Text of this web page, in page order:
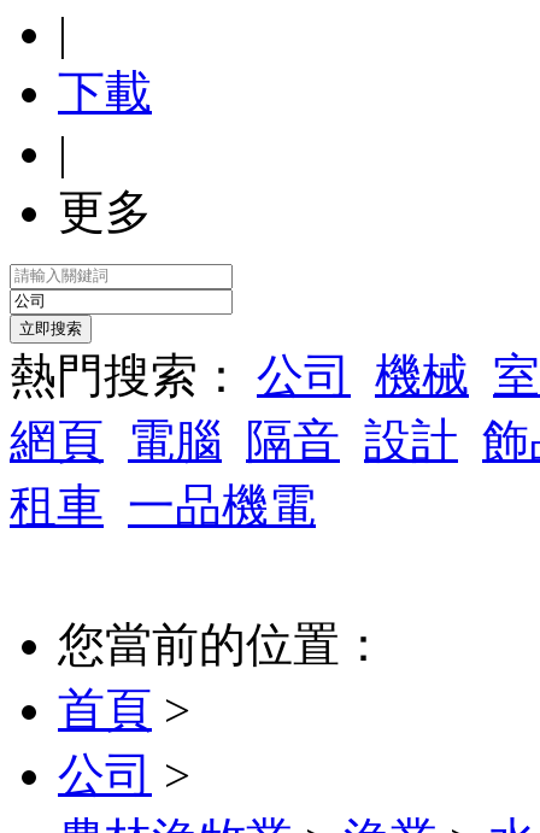
|
下載
|
更多
熱門搜索： 公司 機械
網頁 電腦 隔音 設計 飾
租車 一品機電
您當前的位置：
首頁 >
公司 >